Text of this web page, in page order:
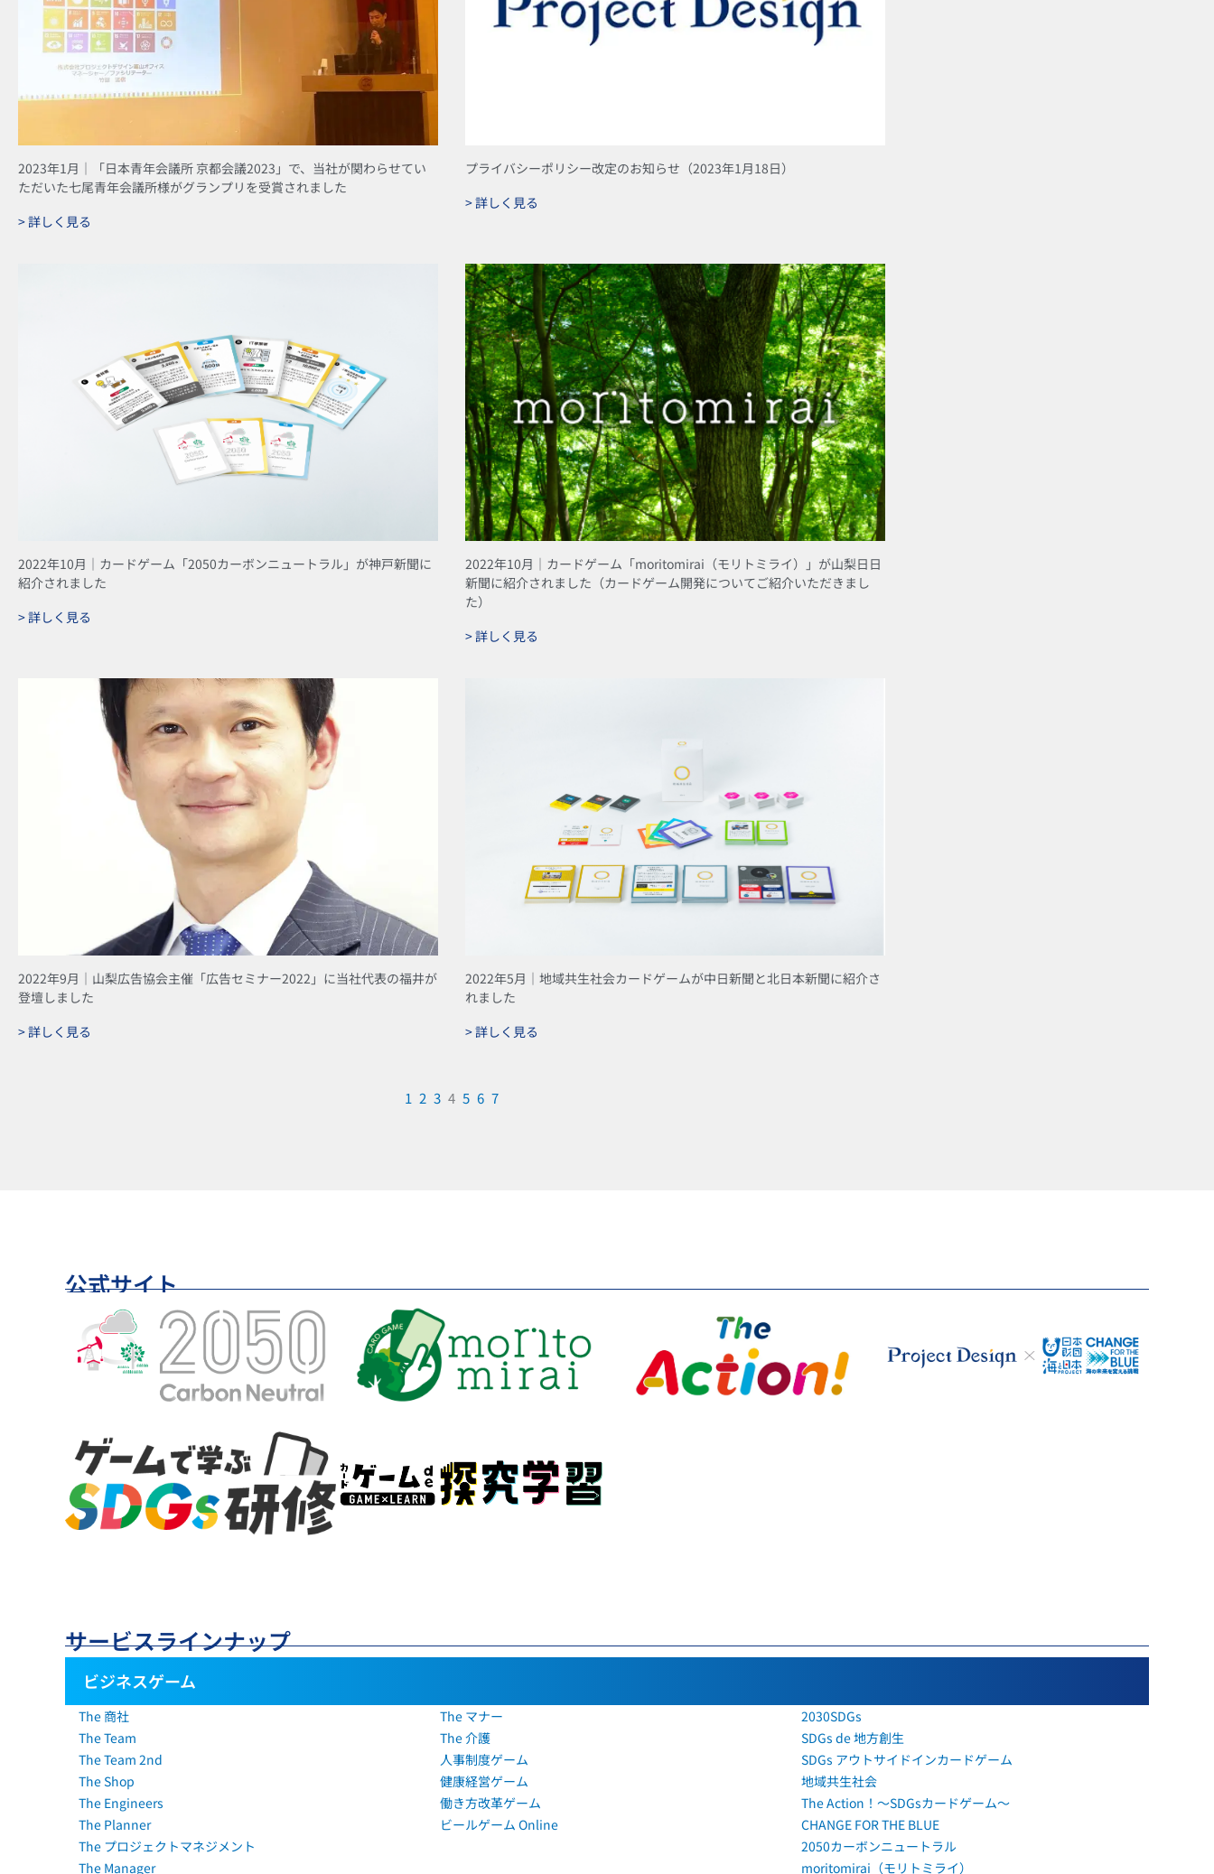
2023年1月｜「日本青年会議所 京都会議2023」で、当社が関わらせてい
ただいた七尾青年会議所様がグランプリを受賞されました
> 詳しく見る
プライバシーポリシー改定のお知らせ（2023年1月18日）
> 詳しく見る
2022年10月｜カードゲーム「2050カーボンニュートラル」が神戸新聞に
紹介されました
> 詳しく見る
2022年10月｜カードゲーム「moritomirai（モリトミライ）」が山梨日日
新聞に紹介されました（カードゲーム開発についてご紹介いただきまし
た）
> 詳しく見る
2022年9月｜山梨広告協会主催「広告セミナー2022」に当社代表の福井が
登壇しました
> 詳しく見る
2022年5月｜地域共生社会カードゲームが中日新聞と北日本新聞に紹介さ
れました
> 詳しく見る
1 2 3 4 5 6 7
公式サイト
サービスラインナップ
ビジネスゲーム
The 商社
The Team
The Team 2nd
The Shop
The Engineers
The Planner
The プロジェクトマネジメント
The Manager
The マナー
The 介護
人事制度ゲーム
健康経営ゲーム
働き方改革ゲーム
ビールゲーム Online
2030SDGs
SDGs de 地方創生
SDGs アウトサイドインカードゲーム
地域共生社会
The Action！～SDGsカードゲーム～
CHANGE FOR THE BLUE
2050カーボンニュートラル
moritomirai（モリトミライ）